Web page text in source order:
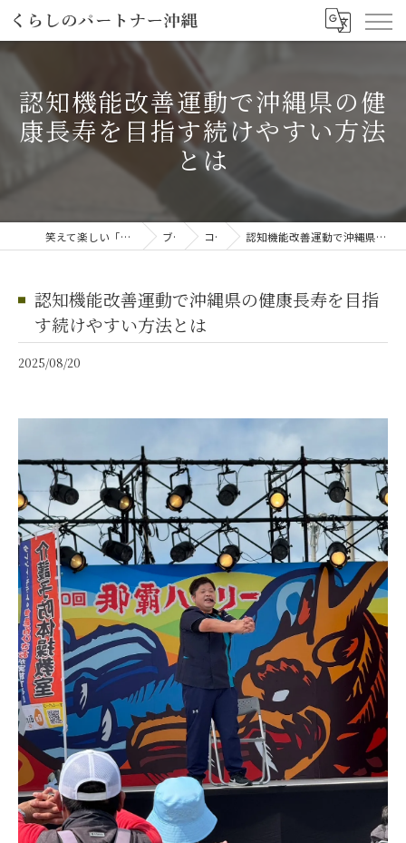
認知機能改善運動で沖縄県の健
康長寿を目指す続けやすい方法
とは
笑えて楽しい「笑える介護予防体操教室」 ブログ コラム 認知機能改善運動で沖縄県の健康長寿を目指す続けやすい方法とは
認知機能改善運動で沖縄県の健康長寿を目指
す続けやすい方法とは
2025/08/20